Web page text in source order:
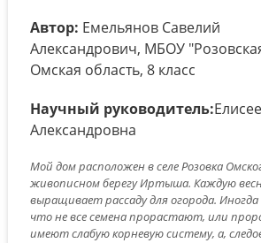
Автор: Емельянов Савелий
Александрович, МБОУ
Омская область, 8 класс
Научный руководитель:
Александровна
Мой дом расположен в селе Розовка
живописном берегу Иртыша. Каждую
выращивает рассаду для огорода. Иногда
что не все семена прорастают, или
имеют слабую корневую систему, а,